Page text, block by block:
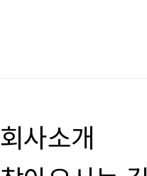
회사소개